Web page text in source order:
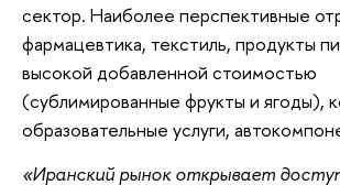
сектор. Наиболее перспективные
фармацевтика, текстиль, продукты
высокой добавленной стоимостью
(сублимированные фрукты и ягоды),
образовательные услуги,
«Иранский рынок открывает